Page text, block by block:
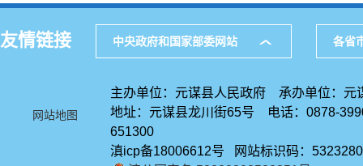
友情链接 中央政府和国家部委网站 各省
网站地图
主办单位：元谋县人民政府 承办单位：元
地址：元谋县龙川街65号 电话：0878-
651300
滇icp备18006612号 网站标识码：